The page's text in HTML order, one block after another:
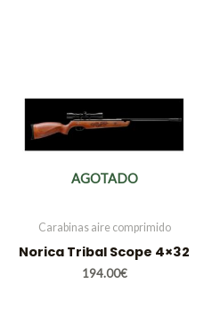
AGOTADO
Carabinas aire comprimido
Norica Tribal Scope 4×32
194.00€